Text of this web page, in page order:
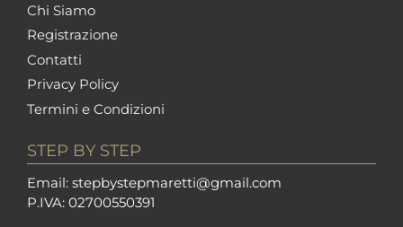
Chi Siamo
Registrazione
Contatti
Privacy Policy
Termini e Condizioni
STEP BY STEP
Email: stepbystepmaretti@gmail.com
P.IVA: 02700550391